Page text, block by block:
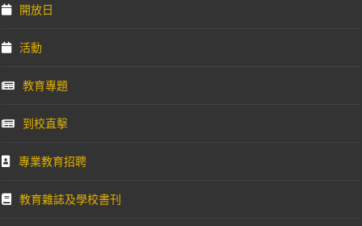
開放日
活動
教育專題
到校直擊
專業教育招聘
教育雜誌及學校書刊